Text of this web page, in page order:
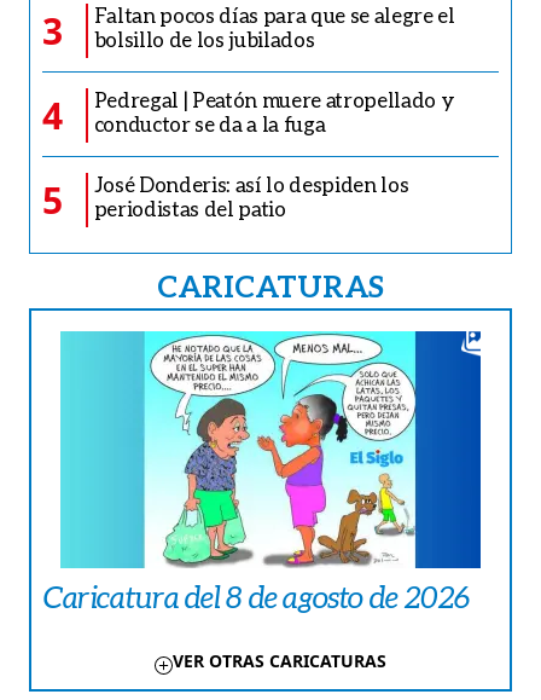
3
Faltan pocos días para que se alegre el
bolsillo de los jubilados
4
Pedregal | Peatón muere atropellado y
conductor se da a la fuga
5
José Donderis: así lo despiden los
periodistas del patio
CARICATURAS
Caricatura del 8 de agosto de 2026
VER OTRAS CARICATURAS